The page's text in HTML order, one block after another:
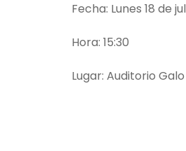
Fecha: Lunes 18 de
Hora: 15:30
Lugar: Auditorio